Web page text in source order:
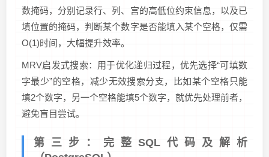
数掩码，分别记录行、列、宫的高低位约束信息，以及已
填位置的掩码，判断某个数字是否能填入某个空格，仅需
O(1)时间，大幅提升效率。
MRV启发式搜索：用于优化递归过程，优先选择“可填数
字最少”的空格，减少无效搜索分支，比如某个空格只能
填2个数字，另一个空格能填5个数字，就优先处理前者，
避免盲目尝试。
第三步：完整SQL代码及解析